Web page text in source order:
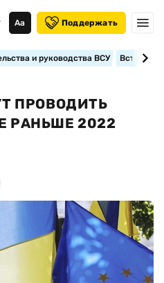
Аа Поддержать
и руководства ВСУ
ПРОВОДИТЬ
РАНЬШЕ 2022